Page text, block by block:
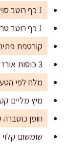
1 כף רוטב סויה
1 כף רוטב טריאקי (לא חובה אך מוסיף עומק טעם)
קורטפת
3 כוסות אורז בסמטי מוכן (מבושל מראש ומצונן)
מלח לפי
מיץ מליים
חופן
שומשום קלוי